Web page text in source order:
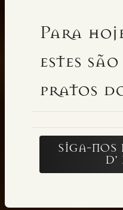
Para
estes
pratos
SIGA-NOS
D'